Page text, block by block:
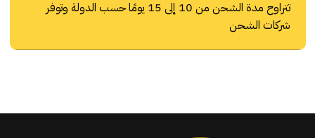
تتراوح مدة الشحن من 10 إلى 15 يومًا حسب الدولة وتوفر
شركات الشحن